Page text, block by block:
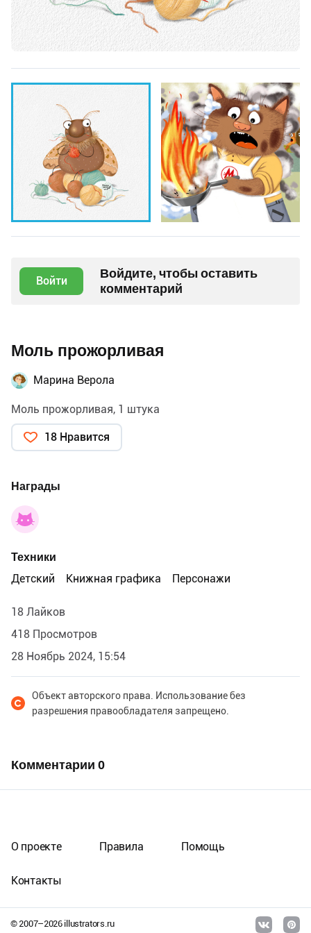
Войти
Войдите, чтобы оставить
комментарий
Моль прожорливая
Марина Верола
Моль прожорливая, 1 штука
18 Нравится
Награды
Техники
Детский
Книжная графика Персонажи
18 Лайков
418 Просмотров
28 Ноябрь 2024, 15:54
Объект авторского права. Использование без
разрешения правообладателя запрещено.
Комментарии 0
© 2007–2026illustrators.ru
О проекте Правила Помощь
Контакты